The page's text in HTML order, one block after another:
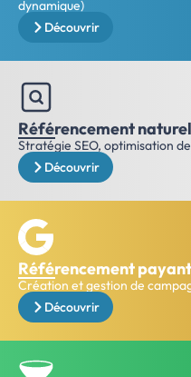
dynamique)
Découvrir
Référencement
Stratégie SEO, optimisation
Découvrir
Référencement
Création et gestion de
Découvrir